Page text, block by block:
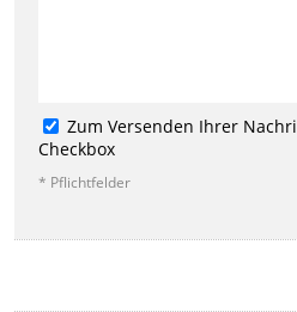
Zum Versenden Ihrer
Checkbox
* Pflichtfelder